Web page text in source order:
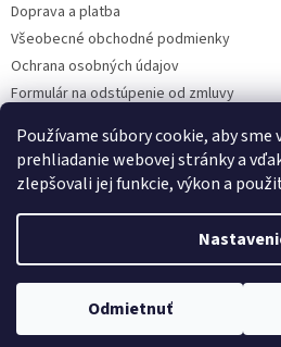
Používame súbory cookie, aby
prehliadanie webovej stránky a
zlepšovali jej funkcie, výkon a
Odmietnuť
Doprava a platba
Všeobecné obchodné podmienky
Ochrana osobných údajov
Formulár na odstúpenie od zmluvy
Reklamačný formulár
Vytvoril
Copyright 2026SuperBatohy .